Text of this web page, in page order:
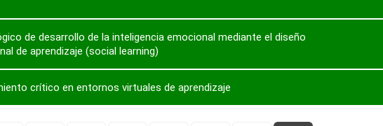
de desarrollo de la inteligencia emocional mediante el diseño
de aprendizaje (social learning)
crítico en entornos virtuales de aprendizaje